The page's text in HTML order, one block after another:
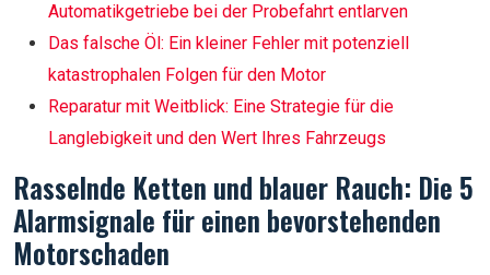
Automatikgetriebe bei der Probefahrt entlarven
Das falsche Öl: Ein kleiner Fehler mit potenziell
katastrophalen Folgen für den Motor
Reparatur mit Weitblick: Eine Strategie für die
Langlebigkeit und den Wert Ihres Fahrzeugs
Rasselnde Ketten und blauer Rauch: Die 5
Alarmsignale für einen bevorstehenden
Motorschaden